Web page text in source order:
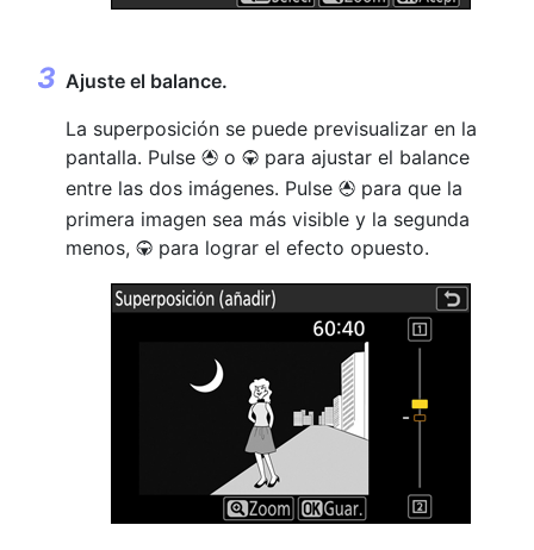
Ajuste el balance.
La superposición se puede previsualizar en la
pantalla. Pulse 1 o 3 para ajustar el balance
entre las dos imágenes. Pulse 1 para que la
primera imagen sea más visible y la segunda
menos, 3 para lograr el efecto opuesto.